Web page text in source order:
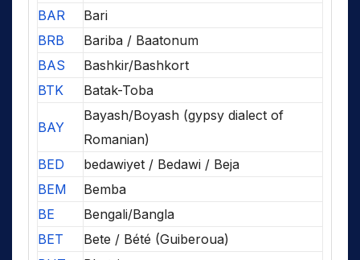
BAR
Bari
BRB
Bariba / Baatonum
BAS
Bashkir/Bashkort
BTK
Batak-Toba
BAY
Bayash/Boyash (gypsy dialect of
Romanian)
BED
bedawiyet / Bedawi / Beja
BEM
Bemba
BE
Bengali/Bangla
BET
Bete / Bété (Guiberoua)